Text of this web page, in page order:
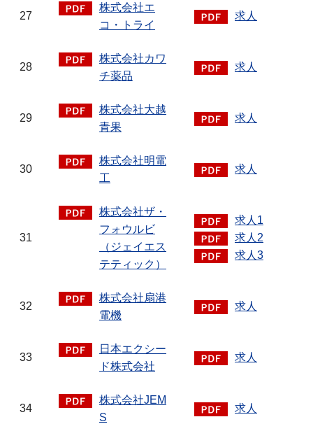
27
株式会社エ
コ・トライ
求人
28
株式会社カワ
チ薬品
求人
29
株式会社大越
青果
求人
30
株式会社明電
工
求人
31
株式会社ザ・
フォウルビ
（ジェイエス
テティック）
求人1
求人2
求人3
32
株式会社扇港
電機
求人
33
日本エクシー
ド株式会社
求人
34
株式会社JEM
S
求人